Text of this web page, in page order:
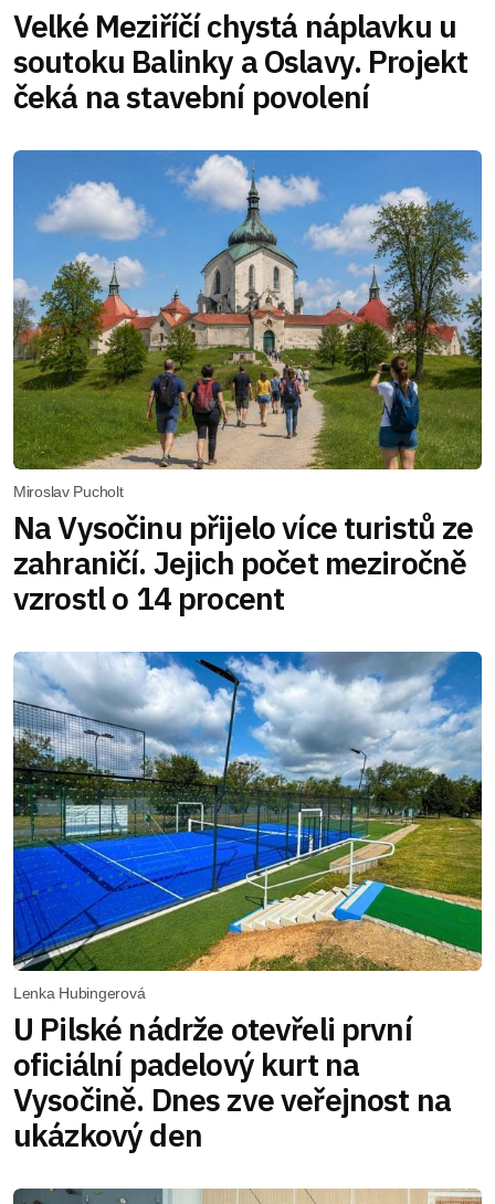
Velké Meziříčí chystá náplavku u
soutoku Balinky a Oslavy. Projekt
čeká na stavební povolení
Miroslav Pucholt
Na Vysočinu přijelo více turistů ze
zahraničí. Jejich počet meziročně
vzrostl o 14 procent
Lenka Hubingerová
U Pilské nádrže otevřeli první
oficiální padelový kurt na
Vysočině. Dnes zve veřejnost na
ukázkový den